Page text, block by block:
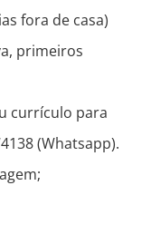
fora de casa)
primeiros
currículo para
(Whatsapp).